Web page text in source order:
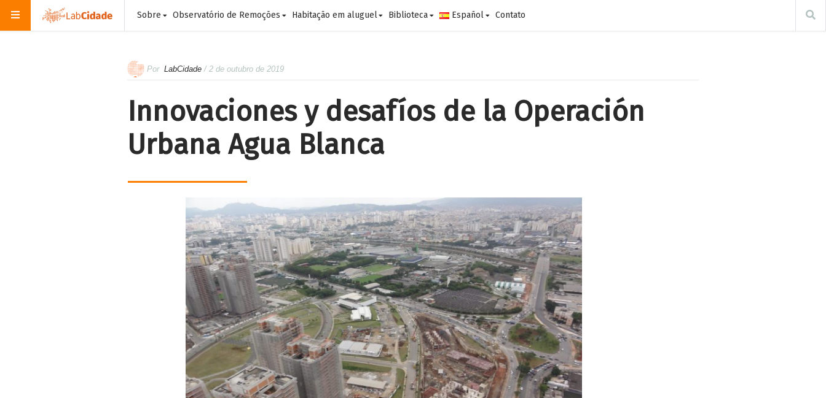
Sobre Observatório de Remoções Habitação em aluguel Biblioteca Español Contato
Por LabCidade / 2 de outubro de 2019
Innovaciones y desafíos de la Operación
Urbana Agua Blanca